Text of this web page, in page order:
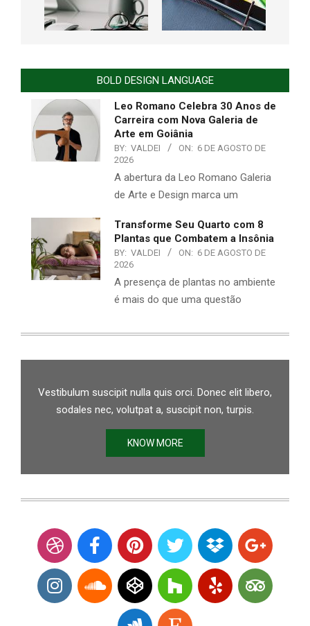
BOLD DESIGN LANGUAGE
Leo Romano Celebra 30 Anos de
Carreira com Nova Galeria de
Arte em Goiânia
BY: VALDEI ON: 6 DE AGOSTO DE
2026
A abertura da Leo Romano Galeria
de Arte e Design marca um
Transforme Seu Quarto com 8
Plantas que Combatem a Insônia
BY: VALDEI ON: 6 DE AGOSTO DE
2026
A presença de plantas no ambiente
é mais do que uma questão
Vestibulum suscipit nulla quis orci. Donec elit libero,
sodales nec, volutpat a, suscipit non, turpis.
KNOW MORE